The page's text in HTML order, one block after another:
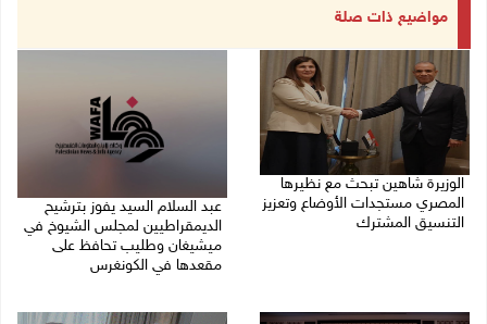
مواضيع ذات صلة
الوزيرة شاهين تبحث مع نظيرها
المصري مستجدات الأوضاع وتعزيز
التنسيق المشترك
عبد السلام السيد يفوز بترشيح
الديمقراطيين لمجلس الشيوخ في
ميشيغان وطليب تحافظ على
مقعدها في الكونغرس